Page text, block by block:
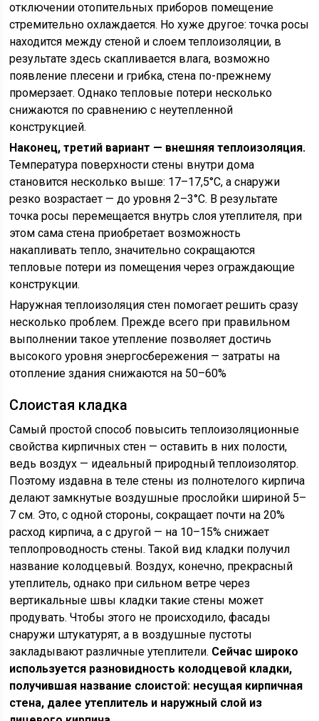
отключении отопительных приборов помещение
стремительно охлаждается. Но хуже другое: точка росы
находится между стеной и слоем теплоизоляции, в
результате здесь скапливается влага, возможно
появление плесени и грибка, стена по-прежнему
промерзает. Однако тепловые потери несколько
снижаются по сравнению с неутепленной
конструкцией.
Наконец, третий вариант — внешняя теплоизоляция.
Температура поверхности стены внутри дома
становится несколько выше: 17–17,5°С, а снаружи
резко возрастает — до уровня 2–3°С. В результате
точка росы перемещается внутрь слоя утеплителя, при
этом сама стена приобретает возможность
накапливать тепло, значительно сокращаются
тепловые потери из помещения через ограждающие
конструкции.
Наружная теплоизоляция стен помогает решить сразу
несколько проблем. Прежде всего при правильном
выполнении такое утепление позволяет достичь
высокого уровня энергосбережения — затраты на
отопление здания снижаются на 50–60%
Слоистая кладка
Самый простой способ повысить теплоизоляционные
свойства кирпичных стен — оставить в них полости,
ведь воздух — идеальный природный теплоизолятор.
Поэтому издавна в теле стены из полнотелого кирпича
делают замкнутые воздушные прослойки шириной 5–
7 см. Это, с одной стороны, сокращает почти на 20%
расход кирпича, а с другой — на 10–15% снижает
теплопроводность стены. Такой вид кладки получил
название колодцевый. Воздух, конечно, прекрасный
утеплитель, однако при сильном ветре через
вертикальные швы кладки такие стены может
продувать. Чтобы этого не происходило, фасады
снаружи штукатурят, а в воздушные пустоты
закладывают различные утеплители. Сейчас широко
используется разновидность колодцевой кладки,
получившая название слоистой: несущая кирпичная
стена, далее утеплитель и наружный слой из